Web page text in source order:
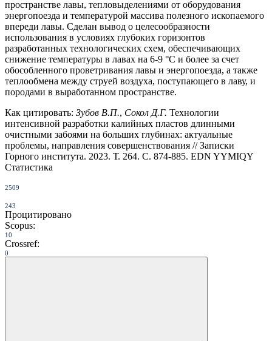
пространстве лавы, тепловыделениями от оборудования
энергопоезда и температурой массива полезного ископаемого
впереди лавы. Сделан вывод о целесообразности
использования в условиях глубоких горизонтов
разработанных технологических схем, обеспечивающих
снижение температуры в лавах на 6-9 °C и более за счет
обособленного проветривания лавы и энергопоезда, а также
теплообмена между струей воздуха, поступающего в лаву, и
породами в выработанном пространстве.
Как цитировать: Зубов В.П., Сокол Д.Г. Технологии
интенсивной разработки калийных пластов длинными
очистными забоями на больших глубинах: актуальные
проблемы, направления совершенствования // Записки
Горного института. 2023. Т. 264. С. 874-885. EDN YYMIQY
Статистика
2509
243
Процитировано
Scopus:
10
Crossref:
0